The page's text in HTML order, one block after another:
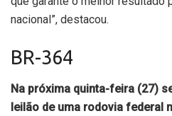
nacional”, destacou.
BR-364
Na próxima quinta-feira (27)
leilão de uma rodovia federal